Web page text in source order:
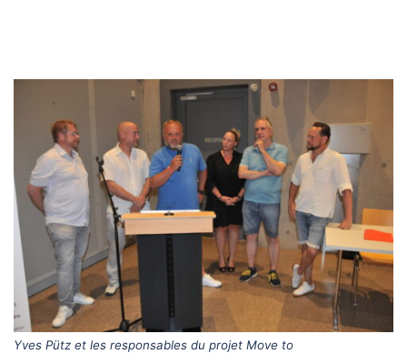
Yves Pütz et les responsables du projet Move to